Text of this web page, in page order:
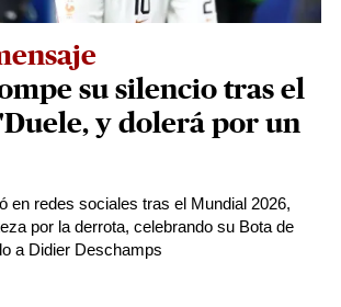
su silencio tras el
y dolerá por un
en redes sociales tras el Mundial 2026,
por la derrota, celebrando su Bota de
a Didier Deschamps